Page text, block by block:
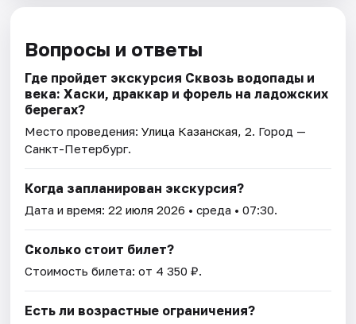
Вопросы и ответы
Где пройдет экскурсия Сквозь водопады и
века: Хаски, драккар и форель на ладожских
берегах?
Место проведения:Улица Казанская, 2. Город —
Санкт-Петербург.
Когда запланирован экскурсия?
Дата и время:22 июля 2026 • среда • 07:30.
Сколько стоит билет?
Стоимость билета: от 4 350 ₽.
Есть ли возрастные ограничения?